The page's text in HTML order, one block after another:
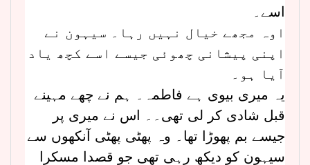
اسے۔
اوہ مجھے خیال نہیں رہا۔ سیہون نے
اپنی پیشانی چھوئی جیسے اسے کچھ یاد
آیا ہو۔
یہ میری بیوی ہے فاطمہ۔ ہم نے چھے مہینے
قبل شادی کر لی تھی۔۔ اس نے میری پر
جیسے بم پھوڑا تھا۔ وہ پھٹی پھٹی آنکھوں سے
سیہون کو دیکھ رہی تھی جو قصدا مسکرا